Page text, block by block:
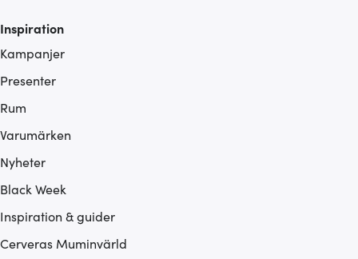
Inspiration
Kampanjer
Presenter
Rum
Varumärken
Nyheter
Black Week
Inspiration & guider
Cerveras Muminvärld